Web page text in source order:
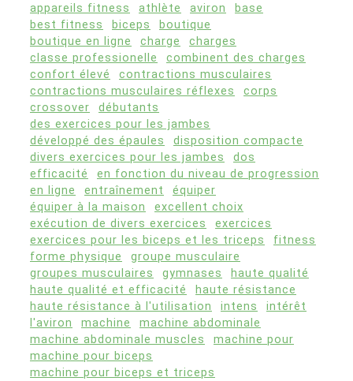
appareils fitness
athlète aviron
base
best fitness
biceps
boutique
boutique en ligne
charge
charges
classe professionelle
combinent des charges
confort élevé
contractions musculaires
contractions musculaires réflexes
corps
crossover
débutants
des exercices pour les jambes
développé des épaules
disposition compacte
divers exercices pour les jambes
dos
efficacité
en fonction du niveau de progression
en ligne
entraînement
équiper
équiper à la maison
excellent choix
exécution de divers exercices
exercices
exercices pour les biceps et les triceps
fitness
forme physique
groupe musculaire
groupes musculaires
gymnases
haute qualité
haute qualité et efficacité
haute résistance
haute résistance à l'utilisation
intens
intérêt
l'aviron
machine
machine abdominale
machine abdominale muscles
machine pour
machine pour biceps
machine pour biceps et triceps